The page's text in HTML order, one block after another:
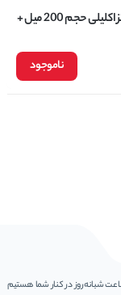
پک روغن برنز اکلیلی حجم 200 میل +
ناموجود